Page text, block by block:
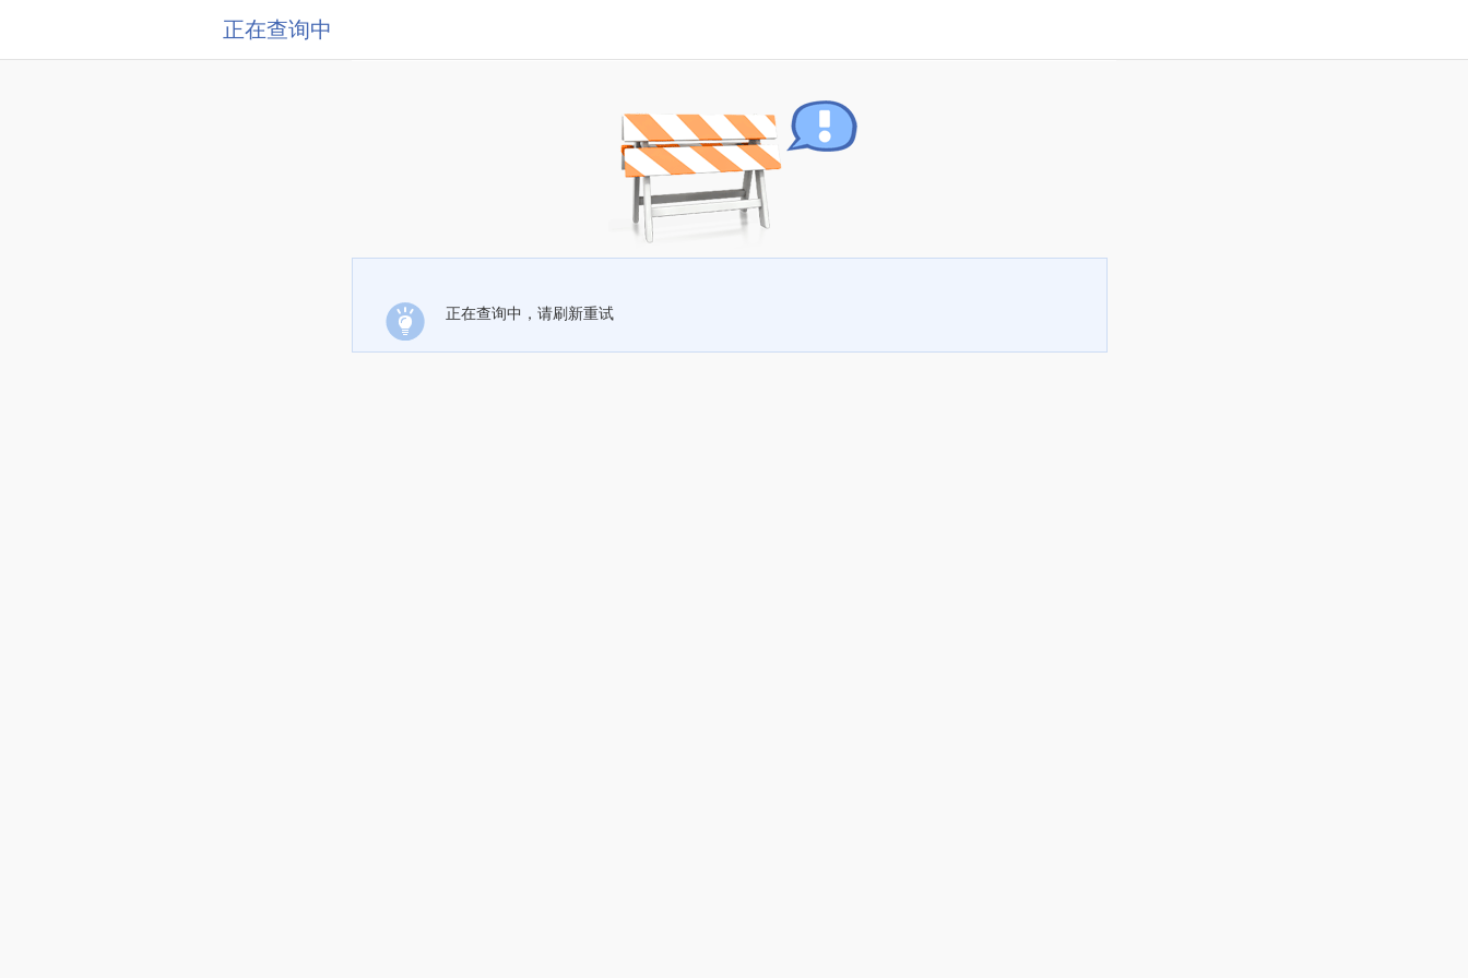
正在查询中
正在查询中，请刷新重试